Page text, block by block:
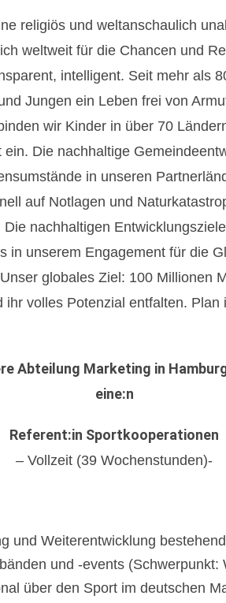
religiös und weltanschaulich
weltweit für die Chancen und
intelligent. Seit mehr als
Jungen ein Leben frei von
wir Kinder in über 70
Die nachhaltige
in unseren
auf Notlagen und
nachhaltigen
in unserem Engagement für die
globales Ziel: 100 Millionen
ihr volles Potenzial entfalten. Plan
Abteilung Marketing in
eine:n
Referent:in Sportkooperationen
– Vollzeit (39 Wochenstunden)-
und Weiterentwicklung
und -events (Schwerpunkt:
über den Sport im deutschen